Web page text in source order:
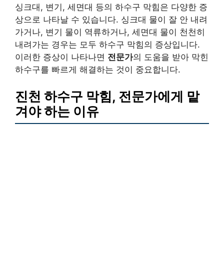
싱크대, 변기, 세면대 등의 하수구 막힘은 다양한 증
상으로 나타날 수 있습니다. 싱크대 물이 잘 안 내려
가거나, 변기 물이 역류하거나, 세면대 물이 천천히
내려가는 경우는 모두 하수구 막힘의 증상입니다.
이러한 증상이 나타나면 전문가의 도움을 받아 막힌
하수구를 빠르게 해결하는 것이 중요합니다.
진천 하수구 막힘, 전문가에게 맡
겨야 하는 이유